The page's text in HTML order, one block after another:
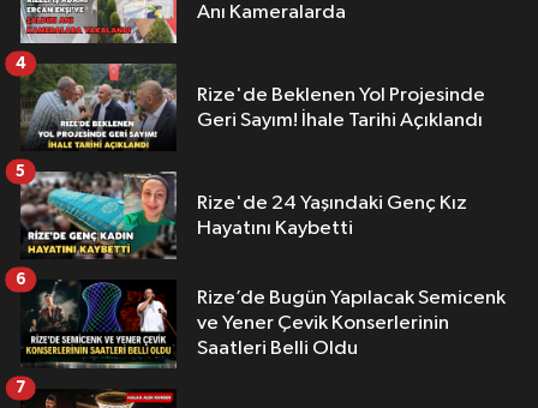
Anı Kameralarda
Rize'de Beklenen Yol Projesinde
Geri Sayım! İhale Tarihi Açıklandı
4
Rize'de 24 Yaşındaki Genç Kız
Hayatını Kaybetti
5
Rize’de Bugün Yapılacak Semicenk
ve Yener Çevik Konserlerinin
Saatleri Belli Oldu
6
7